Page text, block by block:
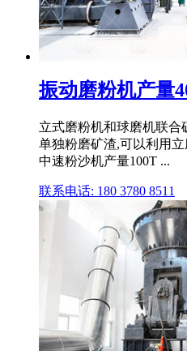
振动磨粉机产量
立式磨粉机和球磨机联合
单独粉磨矿渣,可以利用
中速粉沙机产量100T ...
联系电话: 180 3780 8511